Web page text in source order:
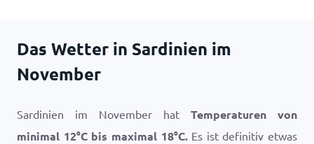
Das Wetter in Sardinien im
November
Sardinien im November hat Temperaturen von
minimal 12°Cbis maximal 18°C.Es ist definitiv etwas